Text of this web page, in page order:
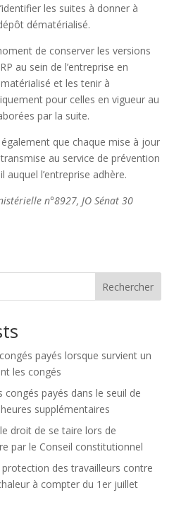
les suites à donner à
dématérialisé.
de conserver les versions
au sein de l’entreprise en
et les tenir à
pour celles en vigueur au
par la suite.
que chaque mise à jour
au service de prévention
auquel l’entreprise adhère.
n°8927, JO Sénat 30
Rechercher
payés lorsque survient un
les congés
congés payés dans le seuil de
supplémentaires
droit de se taire lors de
par le Conseil constitutionnel
des travailleurs contre
à compter du 1er juillet